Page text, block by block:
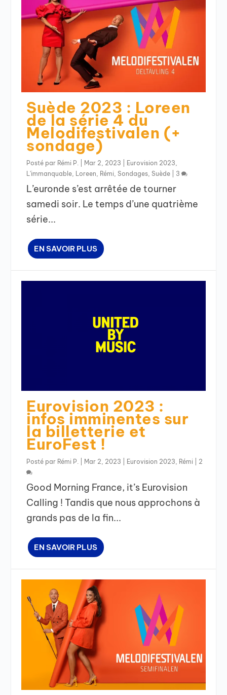
Suède 2023 : Loreen
de la série 4 du
Melodifestivalen (+
sondage)
Posté par Rémi P. Mar 2, 2023 Eurovision 2023
L'immanquable Loreen Rémi ,Sondages ,Suède 3
L’euronde s’est arrêtée de tourner
samedi soir. Le temps d’une quatrième
série...
EN SAVOIR PLUS
Eurovision 2023 :
infos imminentes sur
la billetterie et
EuroFest !
Posté par Rémi P. Mar 2, 2023 Eurovision 2023, Rémi 2
Good Morning France, it’s Eurovision
Calling ! Tandis que nous approchons à
grands pas de la fin...
EN SAVOIR PLUS